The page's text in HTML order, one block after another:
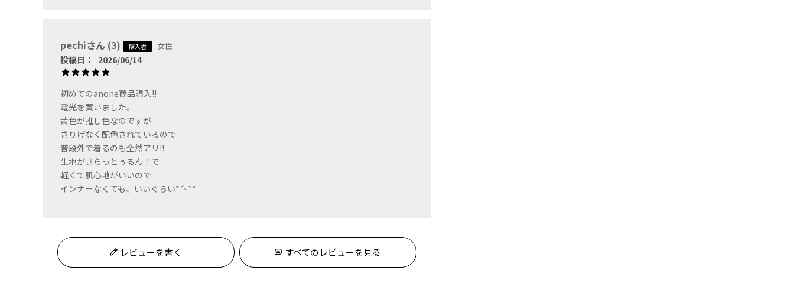
pechi 3 購入者 女性
投稿日 2026/06/14
初めてのanone商品購入!!
電光を買いました。
黄色が推し色なのですが
さりげなく配色されているので
普段外で着るのも全然アリ!!
生地がさらっとぅるん！で
軽くて肌心地がいいので
レビューを書く すべてのレビューを見る